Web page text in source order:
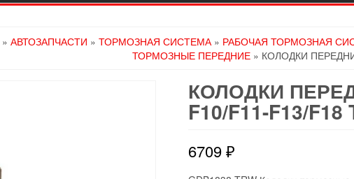
» АВТОЗАПЧАСТИ » ТОРМОЗНАЯ СИСТЕМА» РАБОЧАЯ ТОРМОЗНАЯ
ТОРМОЗНЫЕ ПЕРЕДНИЕ » КОЛОДКИ
КОЛОДКИ
F10/F11-F13/F18
6709₽